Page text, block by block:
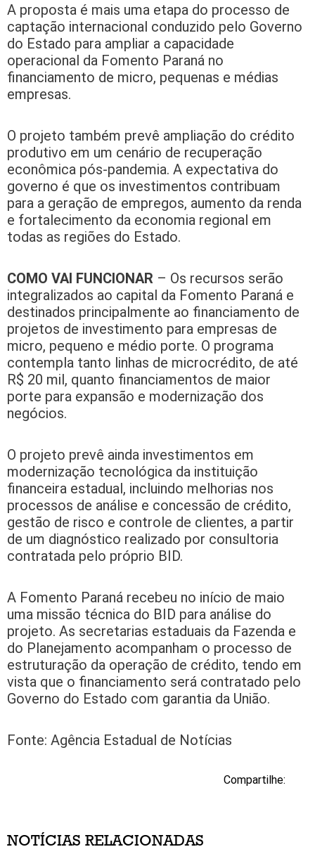
A proposta é mais uma etapa do processo de
captação internacional conduzido pelo Governo
do Estado para ampliar a capacidade
operacional da Fomento Paraná no
financiamento de micro, pequenas e médias
empresas.
O projeto também prevê ampliação do crédito
produtivo em um cenário de recuperação
econômica pós-pandemia. A expectativa do
governo é que os investimentos contribuam
para a geração de empregos, aumento da renda
e fortalecimento da economia regional em
todas as regiões do Estado.
COMO VAI FUNCIONAR – Os recursos serão
integralizados ao capital da Fomento Paraná e
destinados principalmente ao financiamento de
projetos de investimento para empresas de
micro, pequeno e médio porte. O programa
contempla tanto linhas de microcrédito, de até
R$ 20 mil, quanto financiamentos de maior
porte para expansão e modernização dos
negócios.
O projeto prevê ainda investimentos em
modernização tecnológica da instituição
financeira estadual, incluindo melhorias nos
processos de análise e concessão de crédito,
gestão de risco e controle de clientes, a partir
de um diagnóstico realizado por consultoria
contratada pelo próprio BID.
A Fomento Paraná recebeu no início de maio
uma missão técnica do BID para análise do
projeto. As secretarias estaduais da Fazenda e
do Planejamento acompanham o processo de
estruturação da operação de crédito, tendo em
vista que o financiamento será contratado pelo
Governo do Estado com garantia da União.
Fonte: Agência Estadual de Notícias
Compartilhe:
NOTÍCIAS RELACIONADAS